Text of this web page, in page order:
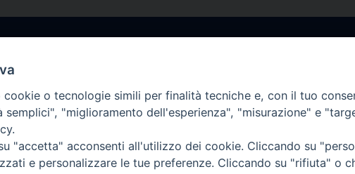
PEC ufficiale della
cookie o tecnologie simili per finalità tecniche e, con il tuo
semplici", "miglioramento dell'esperienza", "misurazione" e
"accetta" acconsenti all'utilizzo dei cookie. Cliccando su
e personalizzare le tue preferenze. Cliccando su "rifiuta" o